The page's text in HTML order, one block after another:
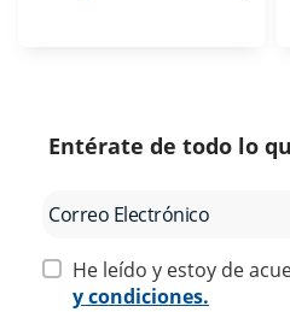
Entérate de todo lo
He leído y estoy de
y condiciones.